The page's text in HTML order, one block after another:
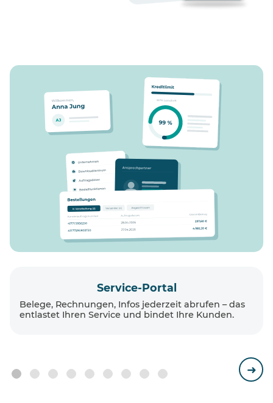
Service-Portal
Belege, Rechnungen, Infos jederzeit abrufen – das
entlastet Ihren Service und bindet Ihre Kunden.